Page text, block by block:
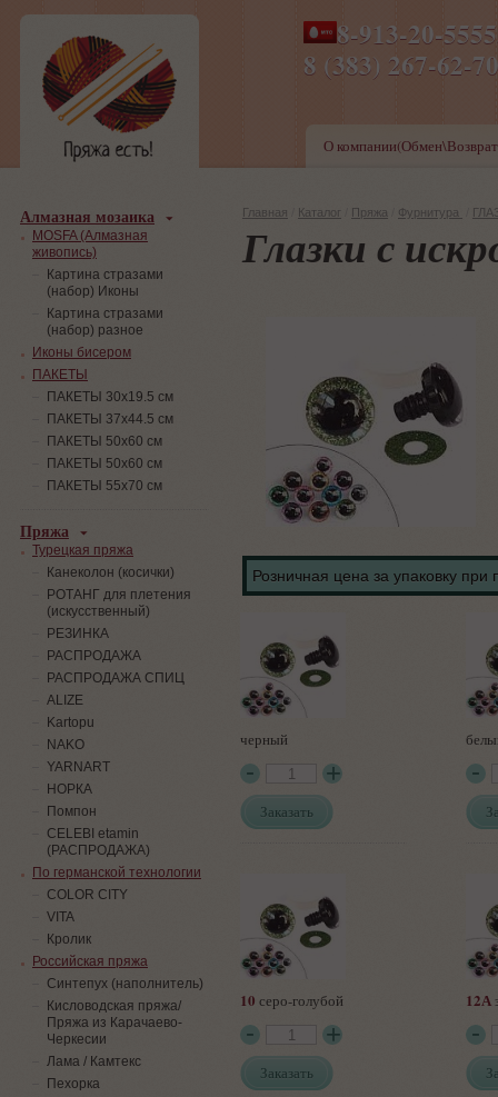
8-913-20-
8 (383) 267-
ПН-ПТ 8-17,СБ-ВС 9-
О
Главная Каталог Пряжа Фурнитура
Глазки с
Розничная цена за упаковку при
черный
Заказать
10 серо-голубой
Заказать
12А
Алмазная мозаика
MOSFA (Алмазная
живопись)
Картина стразами
(набор) Иконы
Картина стразами
(набор) разное
Иконы бисером
ПАКЕТЫ
ПАКЕТЫ 30х19.5 см
ПАКЕТЫ 37х44.5 см
ПАКЕТЫ 50х60 см
ПАКЕТЫ 50х60 см
ПАКЕТЫ 55х70 см
Пряжа
Турецкая пряжа
Канеколон (косички)
РОТАНГ для плетения
(искусственный)
PЕЗИНКА
РАСПРОДАЖА
РАСПРОДАЖА СПИЦ
ALIZE
Kartopu
NAKO
YARNART
НОРКА
Помпон
СELEBI etamin
(РАСПРОДАЖА)
По германской технологии
COLOR CITY
VITA
Кролик
Российская пряжа
Синтепух (наполнитель)
Кисловодская пряжа/
Пряжа из Карачаево-
Черкесии
Лама / Камтекс
Пехорка